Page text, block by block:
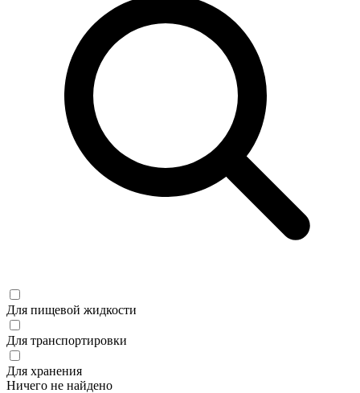
Для пищевой жидкости
Для транспортировки
Для хранения
Ничего не найдено